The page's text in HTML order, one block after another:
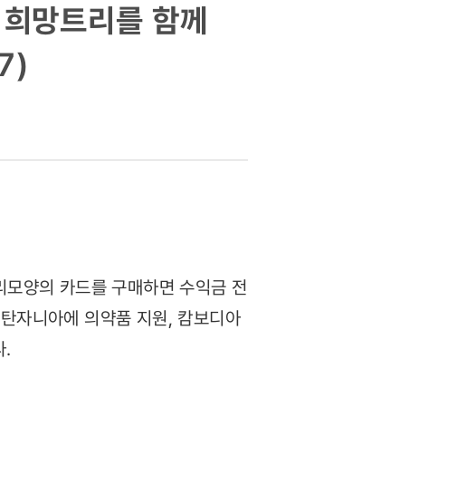
망트리를 함께
양의 카드를 구매하면 수익금 전
자니아에 의약품 지원, 캄보디아
.